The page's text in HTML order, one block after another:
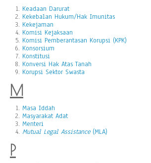
Keadaan Darurat
Kekebalan Hukum/Hak Imunitas
Kekejaman
Komisi Kejaksaan
Komisi Pemberantasan Korupsi (KPK)
Konsorsium
Konstitusi
Konversi Hak Atas Tanah
Korupsi Sektor Swasta
M
Masa Iddah
Masyarakat Adat
Menteri
Mutual Legal Assistance(MLA)
P